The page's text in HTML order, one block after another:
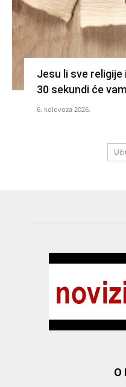
Jesu li sve
30 sekundi će
6. kolovoza 2026.
O